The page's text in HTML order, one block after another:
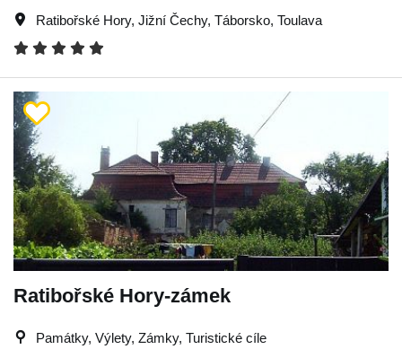
Ratibořské Hory, Jižní Čechy, Táborsko, Toulava
Ratibořské Hory-zámek
Památky, Výlety, Zámky, Turistické cíle